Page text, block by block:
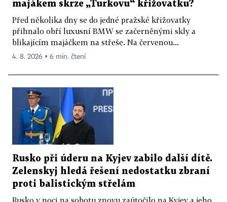
majákem skrze „Turkovu“ křižovatku?
Před několika dny se do jedné pražské křižovatky
přihnalo obří luxusní BMW se začerněnými skly a
blikajícím majáčkem na střeše. Na červenou...
4. 8. 2026 ▪ 6 min. čtení
Rusko při úderu na Kyjev zabilo další dítě.
Zelenskyj hledá řešení nedostatku zbraní
proti balistickým střelám
Rusko v noci na sobotu znovu zaútočilo na Kyjev a jeho